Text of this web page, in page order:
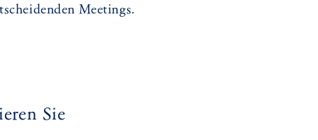
Meetings.
Sie